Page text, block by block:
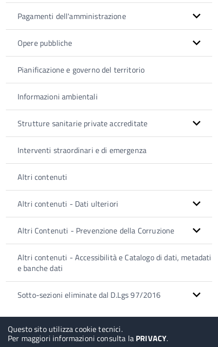
Questo sito utilizza cookie tecnici.
Per maggiori informazioni consulta la PRIVACY.
Pagamenti dell'amministrazione
Opere pubbliche
Pianificazione e governo del territorio
Informazioni ambientali
Strutture sanitarie private accreditate
Interventi straordinari e di emergenza
Altri contenuti
Altri contenuti - Dati ulteriori
Altri Contenuti - Prevenzione della Corruzione
Altri contenuti - Accessibilità e Catalogo di dati, metadati
e banche dati
Sotto-sezioni eliminate dal D.Lgs 97/2016